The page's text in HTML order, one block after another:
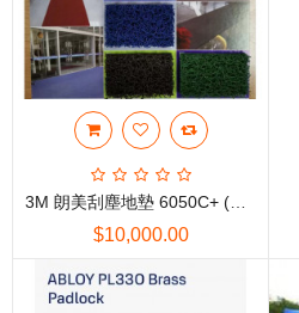
送貨退款及私隱政策
Compare 收藏夾(0)
Languages
$10,000.00